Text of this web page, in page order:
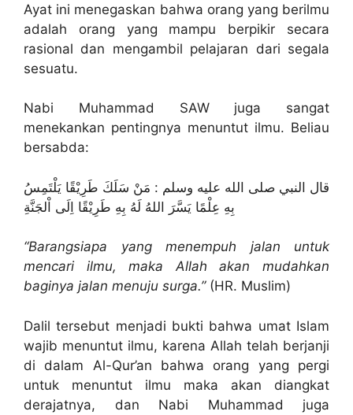
Ayat ini menegaskan bahwa orang yang berilmu
adalah orang yang mampu berpikir secara
rasional dan mengambil pelajaran dari segala
sesuatu.
Nabi Muhammad SAW juga sangat
menekankan pentingnya menuntut ilmu. Beliau
bersabda:
قال النبي صلى الله عليه وسلم : مَنْ سَلَكَ طَرِيْقًا يَلْتَمِسُ
بِهِ عِلْمًا يَسَّرَ اللهُ لَهُ بِهِ طَرِيْقًا اِلَى اْلجَنَّةِ
“Barangsiapa yang menempuh jalan untuk
mencari ilmu, maka Allah akan mudahkan
baginya jalan menuju surga.”(HR. Muslim)
Dalil tersebut menjadi bukti bahwa umat Islam
wajib menuntut ilmu, karena Allah telah berjanji
di dalam Al-Qur’an bahwa orang yang pergi
untuk menuntut ilmu maka akan diangkat
derajatnya, dan Nabi Muhammad juga